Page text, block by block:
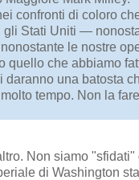
confronti di coloro
gli Stati Uniti —
le nostre
quello che abbiamo
daranno una batosta
tempo. Non la
Non siamo "sfidati"
di Washington